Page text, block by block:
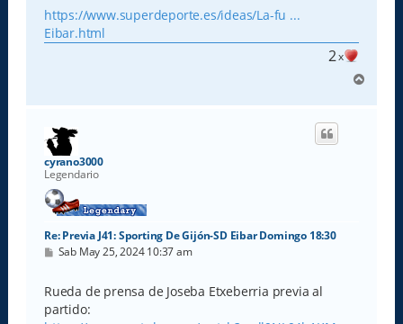
https://www.superdeporte.es/ideas/La-fu ...
Eibar.html
2x
r
cyrano3000
Legendario
Re: Previa J41: Sporting De Gijón-SD Eibar Domingo 18:30
M
s
a
j
Sab May 25, 2024 10:37 am
Rueda de prensa de Joseba Etxeberria previa al
partido: